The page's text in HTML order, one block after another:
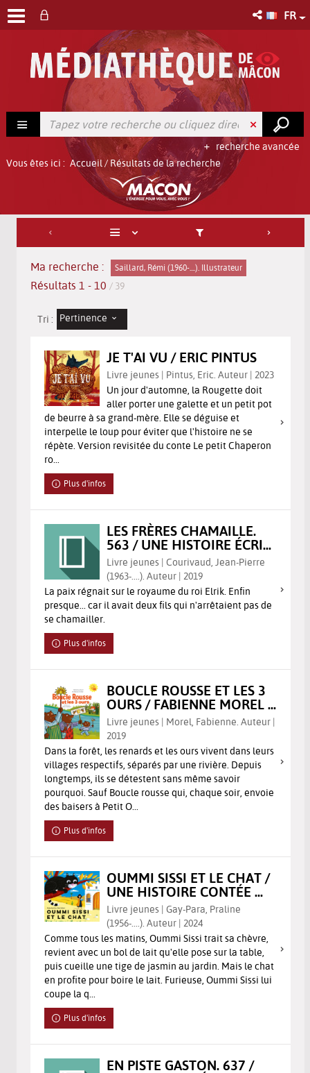
FR
recherche avancée
Vous êtes ici : Accueil/ Résultats de la recherche
Ma recherche : Saillard, Rémi (1960-....). Illustrateur
Résultats 1 - 10 / 39
Tri : Pertinence
JE T'AI VU / ERIC PINTUS
Livre jeunes | Pintus, Eric. Auteur | 2023
Un jour d'automne, la Rougette doit
aller porter une galette et un petit pot
de beurre à sa grand-mère. Elle se déguise et
interpelle le loup pour éviter que l'histoire ne se
répète. Version revisitée du conte Le petit Chaperon
ro...
Plus d'infos
LES FRÈRES CHAMAILLE.
563 / UNE HISTOIRE ÉCRI...
Livre jeunes | Courivaud, Jean-Pierre
(1963-....). Auteur | 2019
La paix régnait sur le royaume du roi Elrik. Enfin
presque... car il avait deux fils qui n'arrêtaient pas de
se chamailler.
Plus d'infos
BOUCLE ROUSSE ET LES 3
OURS / FABIENNE MOREL ...
Livre jeunes | Morel, Fabienne. Auteur |
2019
Dans la forêt, les renards et les ours vivent dans leurs
villages respectifs, séparés par une rivière. Depuis
longtemps, ils se détestent sans même savoir
pourquoi. Sauf Boucle rousse qui, chaque soir, envoie
des baisers à Petit O...
Plus d'infos
OUMMI SISSI ET LE CHAT /
UNE HISTOIRE CONTÉE ...
Livre jeunes | Gay-Para, Praline
(1956-....). Auteur | 2024
Comme tous les matins, Oummi Sissi trait sa chèvre,
revient avec un bol de lait qu'elle pose sur la table,
puis cueille une tige de jasmin au jardin. Mais le chat
en profite pour boire le lait. Furieuse, Oummi Sissi lui
coupe la q...
Plus d'infos
EN PISTE GASTON. 637 /